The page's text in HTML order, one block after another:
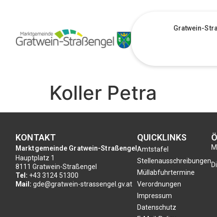
Gratwein-
Koller Petra
KONTAKT
Marktgemeinde Gratwein-Straßengel
Hauptplatz 1
8111 Gratwein-Straßengel
Tel: +43 3124 51300
Mail: gde@gratwein-strassengel.gv.at
QUICKLINKS
Amtstafel
Stellenausschreibungen
Müllabfuhrtermine
Verordnungen
Impressum
Datenschutz